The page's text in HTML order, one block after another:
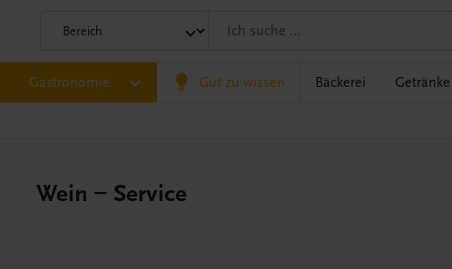
Gastronomie Gut zu wissen Bäckerei Getränke
Wein – Service